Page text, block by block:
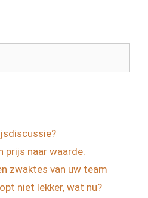
prijs naar waarde.
zwaktes van uw team
niet lekker, wat nu?